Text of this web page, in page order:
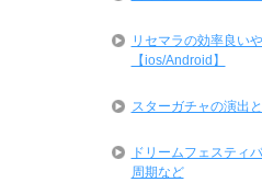
リセマラの効率良い
【ios/Android】
スターガチャの演出
ドリームフェスティ
周期など